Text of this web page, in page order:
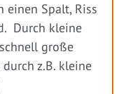
einen Spalt, Riss
Durch kleine
große
z.B. kleine